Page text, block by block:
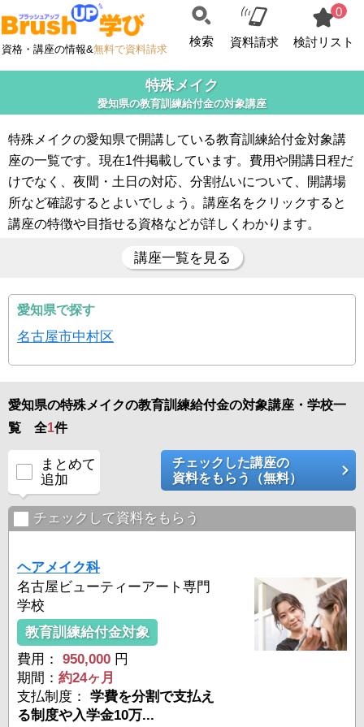
資格・講座の情報&無料で資料請求
検索 資料請求
0
検討リスト
特殊メイク
愛知県の教育訓練給付金の対象講座
特殊メイクの愛知県で開講している教育訓練給付金対象講
座の一覧です。現在1件掲載しています。費用や開講日程だ
けでなく、夜間・土日の対応、分割払いについて、開講場
所など確認するとよいでしょう。講座名をクリックすると
講座の特徴や目指せる資格などが詳しくわかります。
講座一覧を見る
愛知県で探す
名古屋市中村区
愛知県の特殊メイクの教育訓練給付金の対象講座・学校一
覧 全1件
まとめて
追加
チェックした講座の
資料をもらう（無料）
チェックして資料をもらう
ヘアメイク科
名古屋ビューティーアート専門
学校
教育訓練給付金対象
費用：
950,000 円
期間： 約24ヶ月
支払制度： 学費を分割で支払え
る制度や入学金10万...